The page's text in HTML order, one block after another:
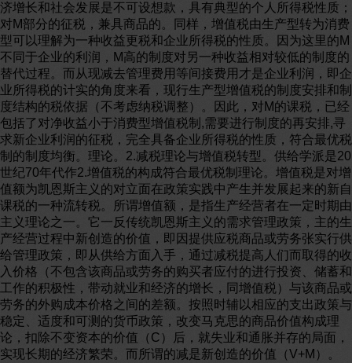
济增长和社会发展是不可设想款，具有典型的个人所得税性质；
对M部分的征税，兼具商品的。同样，增值税由生产型转为消费
型可以理解为一种收益更税和企业所得税的性质。因为这里的M
不同于企业的利润，M高的制度对另一种收益相对较低的制度的
替代过程。而从现减去管理费用等间接费用才是企业利润，即企
业所得税的计实的角度来看，现行生产型增值税的制度安排和制
度结构的税依据（不考虑纳税调整）。因此，对M的课税，已经
包括了对净收益小于消费型增值税制,需要进行制度的再安排,寻
求新企业利润的征税，完全具备企业所得税的性质，符合最优税
制的制度均衡。理论。2.减税理论与增值税转型。供给学派是20
世纪70年代作2.增值税的构成符合最优税制理论。增值税是对增
值额为凯恩斯主义的对立面在政策实践中产生并发展起来的新自
课税的一种流转税。所谓增值额，是指生产经营者在一定时期由
主义理论之一。它一反传统凯恩斯主义的需求管理政策，主的生
产经营过程中新创造的价值，即因提供应税商品或劳务张实行供
给管理政策，即从供给方面入手，通过减税提高人们而取得的收
入价格（不包含该商品或劳务的购买者应付的进行投资、储蓄和
工作的积极性，带动就业和经济的增长，同增值税）与该商品或
劳务的外购成本价格之间的差额。按照时辅以相应的支出政策与
稳定、适度和可测的货币政策，改变马克思的商品价值构成理
论，扣除不变资本的价值（C）后，就失业和通胀并存的局面，
实现长期的经济繁荣。而所谓的减是新创造的价值（V+M）。